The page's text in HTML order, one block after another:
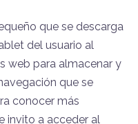
que se descarga
del usuario al
web para almacenar y
que se
conocer más
invito a acceder al